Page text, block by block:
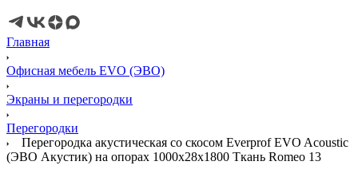
Главная
Офисная мебель EVO (ЭВО)
Экраны и перегородки
Перегородки
Перегородка акустическая со скосом Everprof EVO Acoustic
(ЭВО Акустик) на опорах 1000х28х1800 Ткань Romeo 13